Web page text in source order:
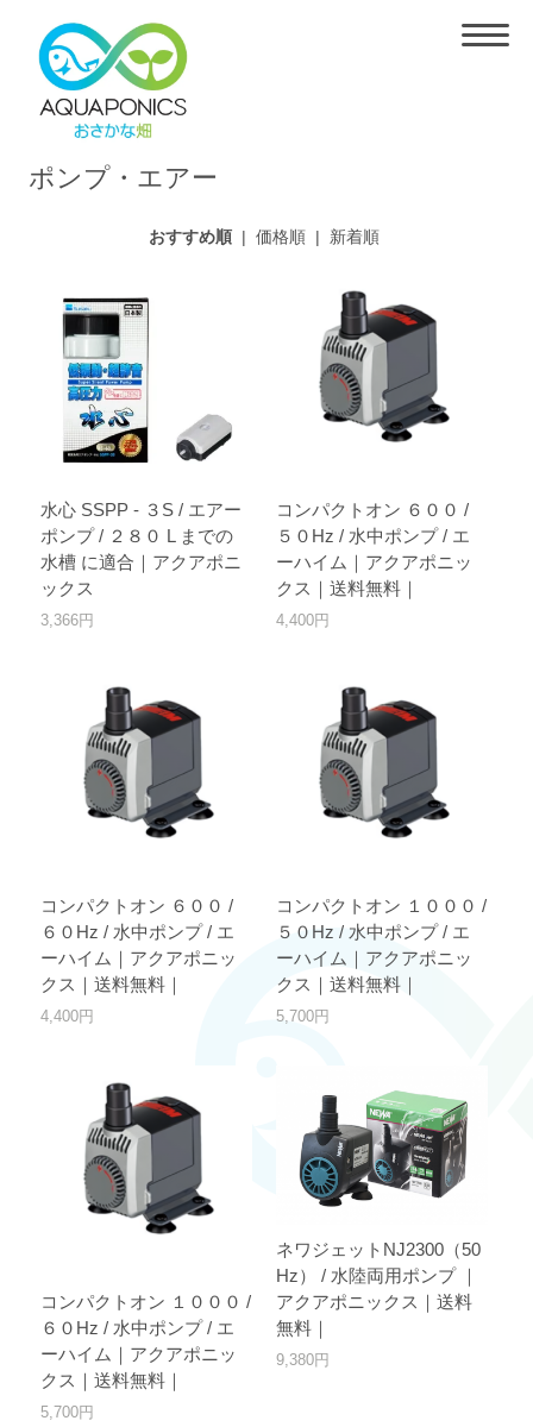
ポンプ・エアー
おすすめ順| 価格順| 新着順
水心 SSPP - ３S / エアー
ポンプ / ２８０ L までの
水槽 に適合｜アクアポニ
ックス
3,366円
コンパクトオン ６００ /
５０Hz / 水中ポンプ / エ
ーハイム｜アクアポニッ
クス｜送料無料｜
4,400円
コンパクトオン ６００ /
６０Hz / 水中ポンプ / エ
ーハイム｜アクアポニッ
クス｜送料無料｜
4,400円
コンパクトオン １０００ /
５０Hz / 水中ポンプ / エ
ーハイム｜アクアポニッ
クス｜送料無料｜
5,700円
コンパクトオン １０００ /
６０Hz / 水中ポンプ / エ
ーハイム｜アクアポニッ
クス｜送料無料｜
5,700円
ネワジェットNJ2300（50
Hz） / 水陸両用ポンプ ｜
アクアポニックス｜送料
無料｜
9,380円